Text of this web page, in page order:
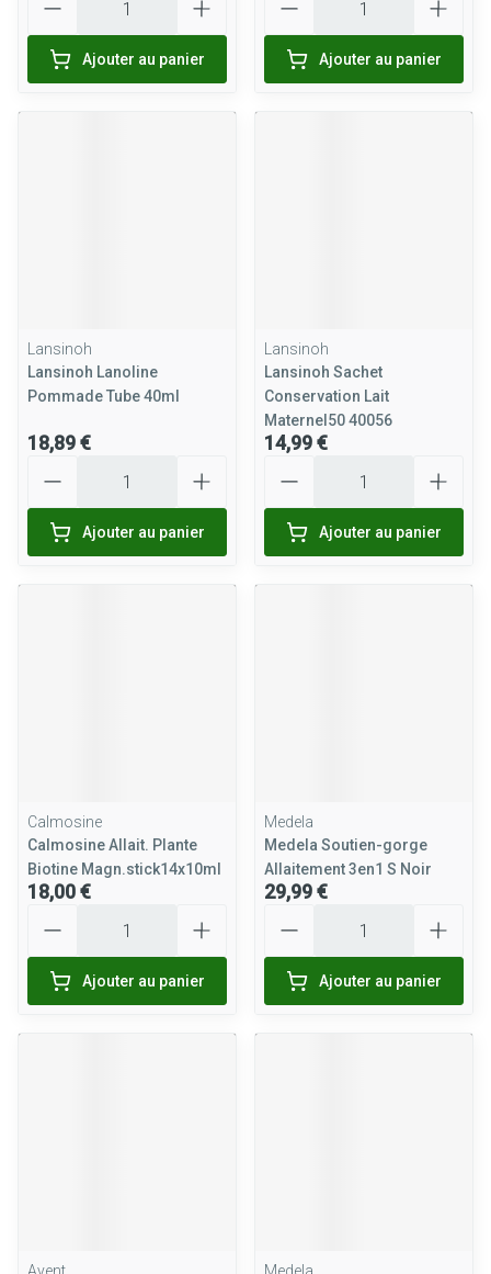
Ajouter au panier Ajouter au panier
Lansinoh
Lansinoh Lanoline
Pommade Tube 40ml
18,89 €
Ajouter au panier
Lansinoh
Lansinoh Sachet
Conservation Lait
Maternel50 40056
14,99 €
Ajouter au panier
Calmosine
Calmosine Allait. Plante
Biotine Magn.stick14x10ml
18,00 €
Ajouter au panier
Medela
Medela Soutien-gorge
Allaitement 3en1 S Noir
29,99 €
Ajouter au panier